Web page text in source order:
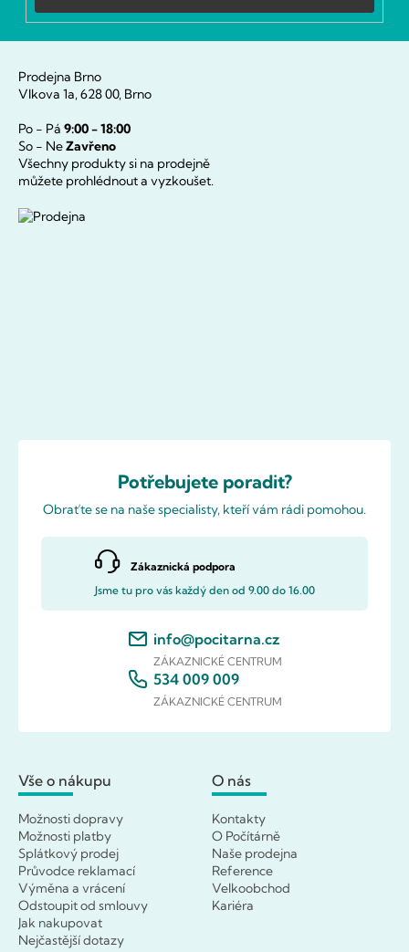
Prodejna Brno
Vlkova 1a, 628 00, Brno
Po - Pá 9:00 - 18:00
So - NeZavřeno
Všechny produkty si na prodejně
můžete prohlédnout a vyzkoušet.
Potřebujete poradit?
Obraťte se na naše specialisty, kteří vám rádi pomohou.
Zákaznická podpora
Jsme tu pro vás každý den od 9.00 do 16.00
info@pocitarna.cz
ZÁKAZNICKÉ CENTRUM
534 009 009
ZÁKAZNICKÉ CENTRUM
Vše o nákupu
Možnosti dopravy
Možnosti platby
Splátkový prodej
Průvodce reklamací
Výměna a vrácení
Odstoupit od smlouvy
Jak nakupovat
Nejčastější dotazy
O nás
Kontakty
O Počítárně
Naše prodejna
Reference
Velkoobchod
Kariéra